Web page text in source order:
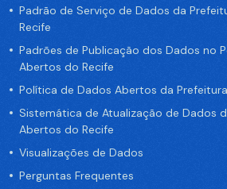
Padrão de Serviço de Dados da
Recife
Padrões de Publicação dos Dados no
Abertos do Recife
Política de Dados Abertos da
Sistemática de Atualização de Dados
Abertos do Recife
Visualizações de Dados
Perguntas Frequentes